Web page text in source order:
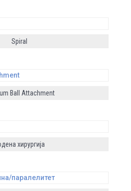
Spiral
Ball Attachment
хирургија